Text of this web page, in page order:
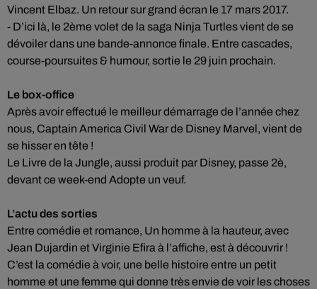
Vincent Elbaz. Un retour sur grand écran le 17 mars 2017.
- D’ici là, le 2ème volet de la saga Ninja Turtles vient de se
dévoiler dans une bande-annonce finale. Entre cascades,
course-poursuites & humour, sortie le 29 juin prochain.
Le box-office
Après avoir effectué le meilleur démarrage de l’année chez
nous, Captain America Civil War de Disney Marvel, vient de
se hisser en tête !
Le Livre de la Jungle, aussi produit par Disney, passe 2è,
devant ce week-end Adopte un veuf.
L’actu des sorties
Entre comédie et romance, Un homme à la hauteur, avec
Jean Dujardin et Virginie Efira à l’affiche, est à découvrir !
C’est la comédie à voir, une belle histoire entre un petit
homme et une femme qui donne très envie de voir les choses